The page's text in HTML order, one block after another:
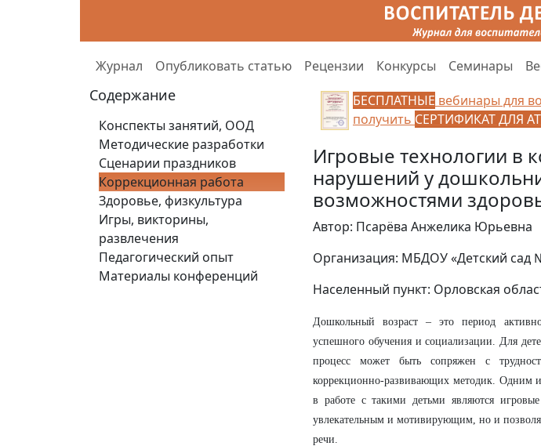
Журнал Опубликовать статью Рецензии Конкурсы Семинары
Содержание
Конспекты занятий, ООД
Методические разработки
Сценарии праздников
Коррекционная работа
Здоровье, физкультура
Игры, викторины,
развлечения
Педагогический опыт
Материалы конференций
БЕСПЛАТНЫЕ вебинары для
получить СЕРТИФИКАТ ДЛЯ
Игровые технологии в
нарушений у
возможностями
Автор: Псарёва Анжелика Юрьевна
Организация: МБДОУ «Детский
Населенный пункт: Орловская
Дошкольный возраст – это период
успешного обучения и социализации. Для
процесс может быть сопряжен с
коррекционно-развивающих методик. Одним
в работе с такими детьми являются
увлекательным и мотивирующим, но и
речи.